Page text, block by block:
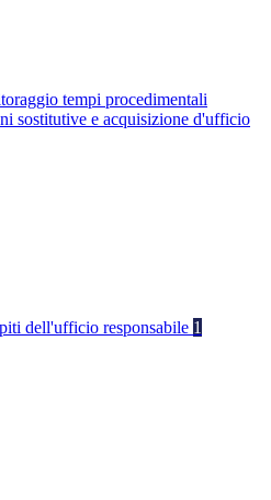
tempi procedimentali
sostitutive e acquisizione d'ufficio
dell'ufficio responsabile 1